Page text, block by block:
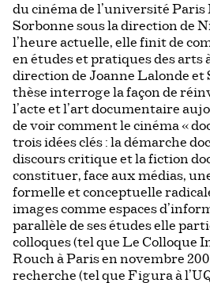
du cinéma de l’université Paris
Sorbonne sous la direction de
l’heure actuelle, elle finit de
en études et pratiques des arts
direction de Joanne Lalonde
thèse interroge la façon de
l’acte et l’art documentaire
de voir comment le cinéma «
trois idées clés : la démarche
discours critique et la fiction
constituer, face aux médias,
formelle et conceptuelle
images comme espaces
parallèle de ses études elle
colloques (tel que Le Colloque
Rouch à Paris en novembre
recherche (tel que Figura à